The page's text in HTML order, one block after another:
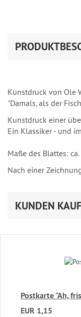
Kunstdruck von Ole
"Damals, als der
Kunstdruck einer
Ein Klassiker - und
Maße des Blattes:
Nach einer
KUNDEN
Postkarte "Ah,
EUR 1,15